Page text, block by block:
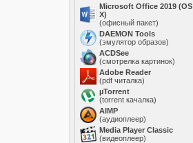
Microsoft Office 2019 (OS
X)
(офисный пакет)
DAEMON Tools
(эмулятор образов)
ACDSee
(смотрелка картинок)
Adobe Reader
(pdf читалка)
µTorrent
(torrent качалка)
AIMP
(аудиоплеер)
Media Player Classic
(видеоплеер)